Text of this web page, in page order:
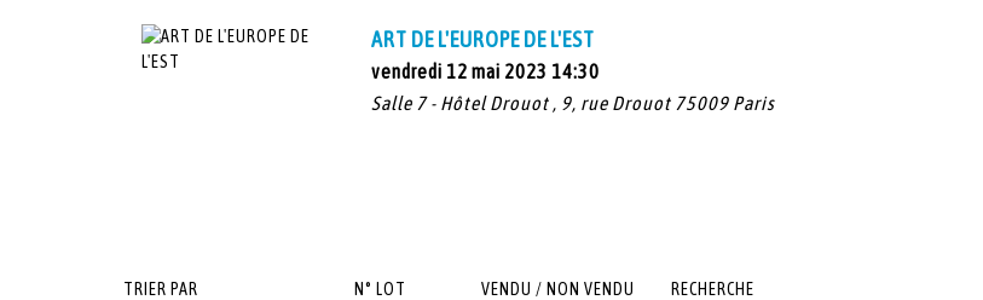
ART DE L'EUROPE DE L'EST
vendredi 12 mai 2023 14:30
Salle 7 - Hôtel Drouot , 9, rue Drouot 75009 Paris
TRIER PAR
N° LOT
VENDU / NON VENDU RECHERCHE